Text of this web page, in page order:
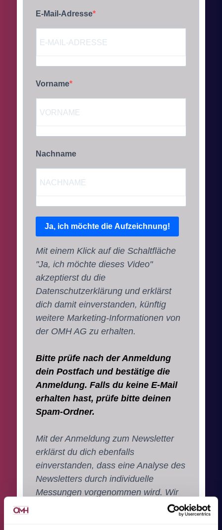
E-Mail-Adresse
Vorname
Nachname
Ja, ich möchte die Aufzeichnung!
Mit einem Klick auf die Schaltfläche
"Ja, ich möchte dieses Video"
akzeptierst du die
Datenschutzerklärung und erklärst
dich damit einverstanden, künftig
weitere Marketing-Informationen von
der OMH AG zu erhalten.
Bitte prüfe nach der Anmeldung
dein Postfach und bestätige die
Anmeldung. Falls du keine E-Mail
erhalten hast, prüfe bitte deinen
Spam-Ordner.
Mit der Anmeldung zum Newsletter
erklärst du dich ebenfalls
einverstanden, dass eine Analyse des
Newsletters durch individuelle
Messungen vorgenommen wird. Wir